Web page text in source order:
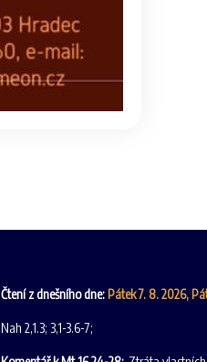
Čtení z dnešního dne: Pátek 7. 8. 2026,
Nah 2,1.3; 3,1-3.6-7;